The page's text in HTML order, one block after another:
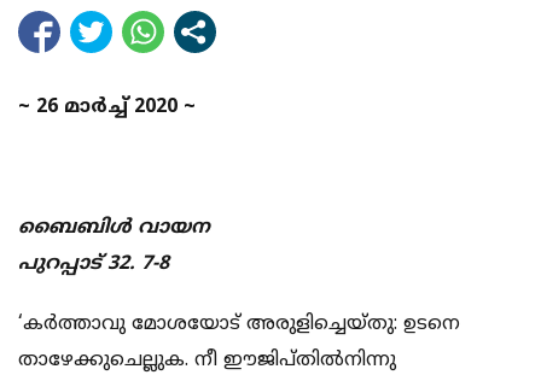
~ 26 മാര്‍ച്ച് 2020 ~
ബൈബിള്‍ വായന
പുറപ്പാട് 32. 7-8
‘കര്‍ത്താവു മോശയോട് അരുളിച്ചെയ്തു: ഉടനെ
താഴേക്കുചെല്ലുക. നീ ഈജിപ്തില്‍നിന്നു